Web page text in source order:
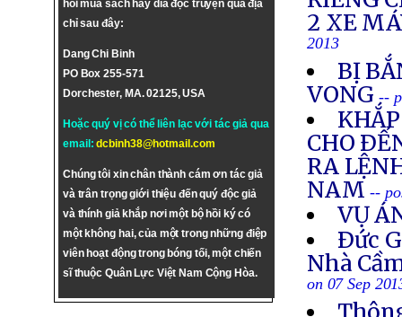
hỏi mua sách hay dĩa đọc truyện qua địa
chỉ sau đây:
Dang Chi Binh
PO Box 255-571
Dorchester, MA. 02125, USA
Hoặc quý vị có thể liên lạc với tác giả qua
email:dcbinh38@hotmail.com
Chúng tôi xin chân thành cám ơn tác giả
và trân trọng giới thiệu đến quý độc giả
và thính giả khắp nơi một bộ hồi ký có
một không hai, của một trong những điệp
viên hoạt động trong bóng tối, một chiến
sĩ thuộc Quân Lực Việt Nam Cộng Hòa.
2 XE
2013
BỊ
VONG --
CHO
RA
NAM--
VỤ
Ðức
Nhà
on 07 Sep